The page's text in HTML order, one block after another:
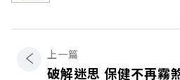
上一篇
破解迷思 保健不再霧